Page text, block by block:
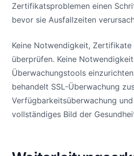
Zertifikatsproblemen einen
bevor sie Ausfallzeiten
Keine Notwendigkeit, Zertifikate
überprüfen. Keine
Überwachungstools
behandelt SSL-Überwachung
Verfügbarkeitsüberwachung
vollständiges Bild der